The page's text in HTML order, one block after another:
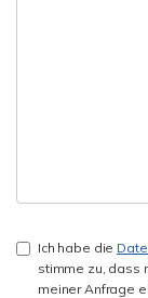
Ich habe die
stimme zu, dass
meiner Anfrage